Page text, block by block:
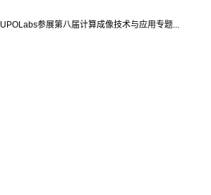
UPOLabs参展第八届计算成像技术与应用专题...